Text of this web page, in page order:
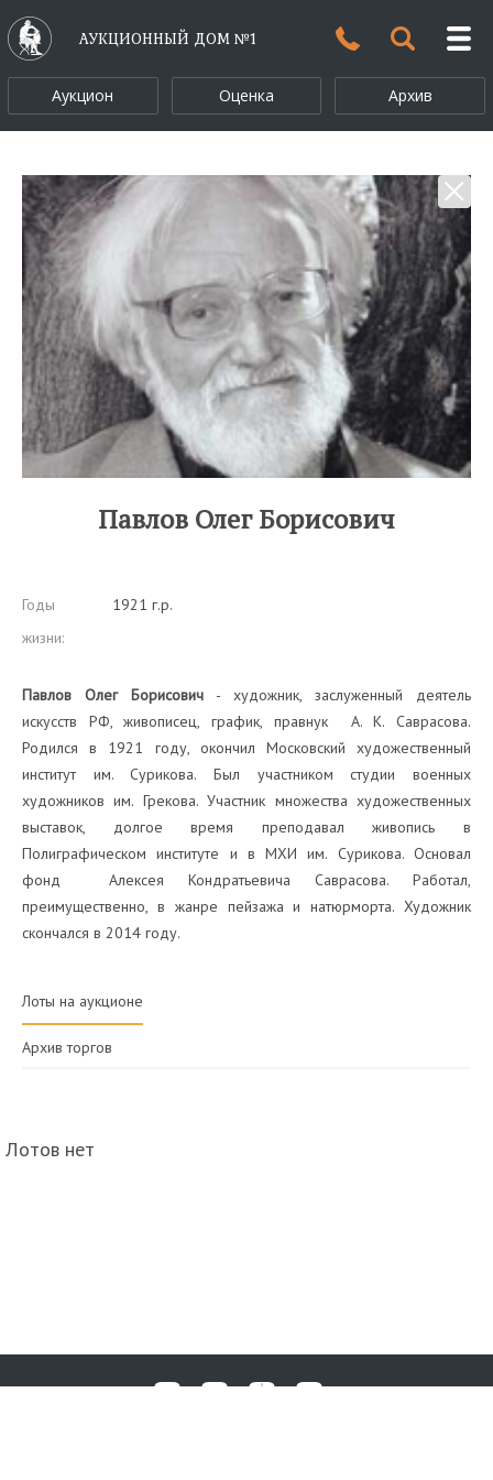
АУКЦИОННЫЙ ДОМ №1
Аукцион Оценка Архив
Павлов Олег Борисович
Годы
жизни:
1921 г.р.
Павлов Олег Борисович - художник, заслуженный деятель
искусств РФ, живописец, график, правнук А. К. Саврасова.
Родился в 1921 году, окончил Московский художественный
институт им. Сурикова. Был участником студии военных
художников им. Грекова. Участник множества художественных
выставок, долгое время преподавал живопись в
Полиграфическом институте и в МХИ им. Сурикова. Основал
фонд Алексея Кондратьевича Саврасова. Работал,
преимущественно, в жанре пейзажа и натюрморта. Художник
скончался в 2014 году.
Лоты на аукционе
Архив торгов
Лотов нет